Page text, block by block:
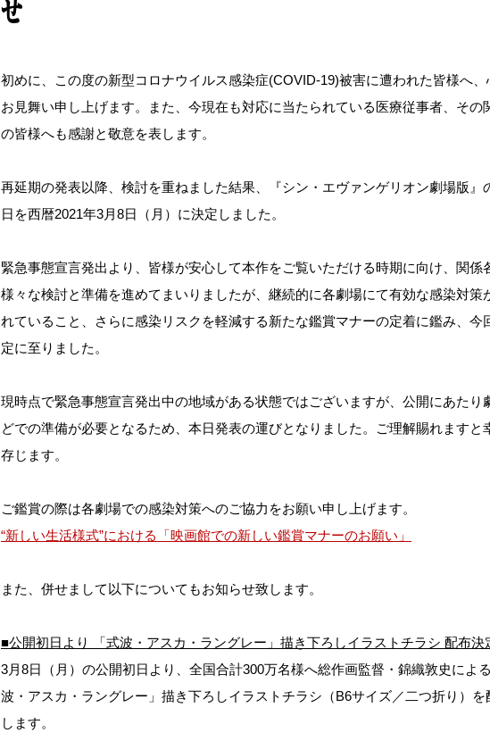
せ
初めに、この度の新型コロナウイルス感染症(COVID-19)被害に遭われた皆様へ、
お見舞い申し上げます。また、今現在も対応に当たられている医療従事者、その
の皆様へも感謝と敬意を表します。
再延期の発表以降、検討を重ねました結果、『シン・エヴァンゲリオン劇場版』
日を西暦2021年3月8日（月）に決定しました。
緊急事態宣言発出より、皆様が安心して本作をご覧いただける時期に向け、関係
様々な検討と準備を進めてまいりましたが、継続的に各劇場にて有効な感染対策
れていること、さらに感染リスクを軽減する新たな鑑賞マナーの定着に鑑み、今
定に至りました。
現時点で緊急事態宣言発出中の地域がある状態ではございますが、公開にあたり
どでの準備が必要となるため、本日発表の運びとなりました。ご理解賜れますと
存じます。
ご鑑賞の際は各劇場での感染対策へのご協力をお願い申し上げます。
“新しい生活様式”における「映画館での新しい鑑賞マナーのお願い」
また、併せまして以下についてもお知らせ致します。
■公開初日より 「式波・アスカ・ラングレー」描き下ろしイラストチラシ 配布決
3月8日（月）の公開初日より、全国合計300万名様へ総作画監督・錦織敦史によ
波・アスカ・ラングレー」描き下ろしイラストチラシ（B6サイズ／二つ折り）を
します。